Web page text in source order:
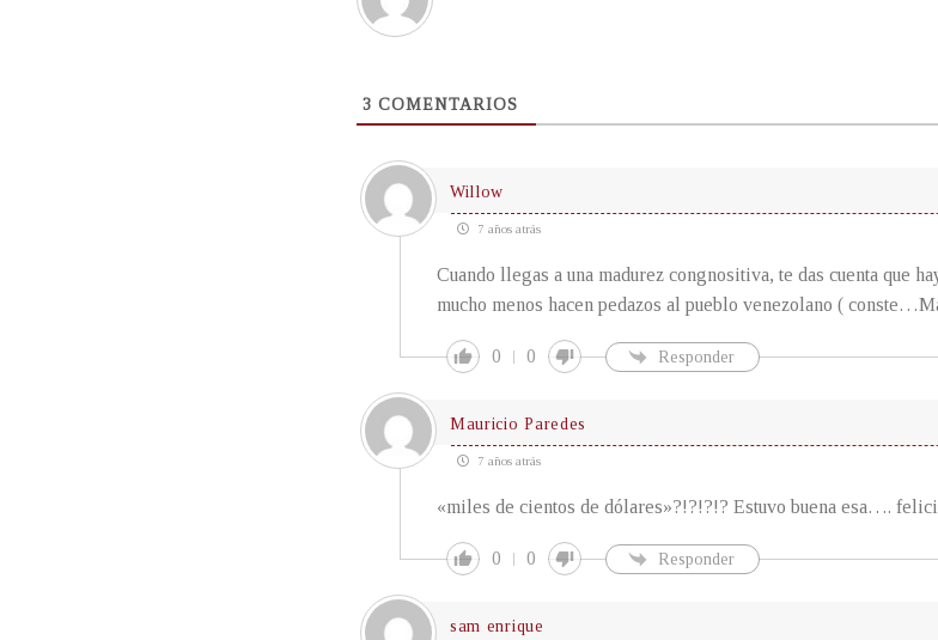
3 COMENTARIOS
Willow
7 años atrás
Cuando llegas a una madurez congnositiva, te das cuenta que
mucho menos hacen pedazos al pueblo venezolano (
0 0 Responder
Mauricio Paredes
7 años atrás
«miles de cientos de dólares»?!?!?!? Estuvo buena esa….
0 0 Responder
sam enrique